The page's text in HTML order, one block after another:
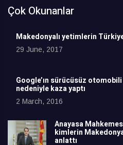
Çok Okunanlar
Makedonyalı yetimlerin
29 June, 2017
Google’ın sürücüsüz
nedeniyle kaza yaptı
2 March, 2016
Anayasa
kimlerin
anlattı